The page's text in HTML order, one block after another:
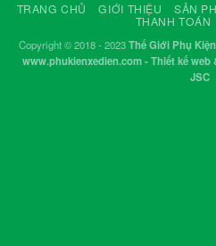
TRANG CHỦ GIỚI THIỆU SẢN
THANH TOÁN
Copyright © 2018 - 2023Thế Giới Phụ
www.phukienxedien.com - Thiết kế web
JSC